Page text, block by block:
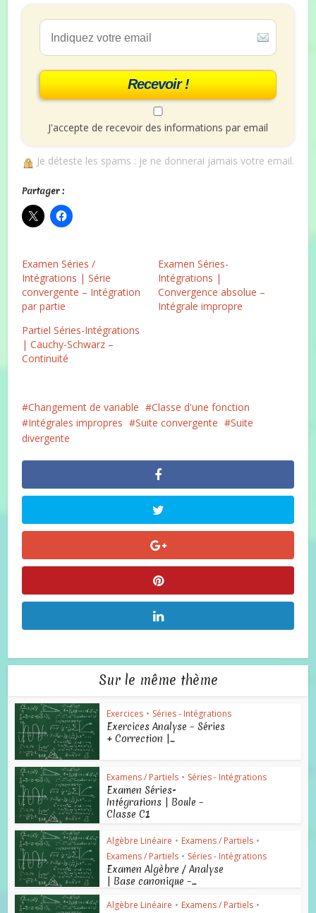
Recevoir !
J'accepte de recevoir des informations par email
Je déteste les spams : je ne donnerai jamais votre email.
Partager :
Examen Séries /
Intégrations | Série
convergente – Intégration
par partie
Examen Séries-
Intégrations |
Convergence absolue –
Intégrale impropre
Partiel Séries-Intégrations
| Cauchy-Schwarz –
Continuité
Changement de variable
Classe d'une fonction
Intégrales impropres
Suite convergente
Suite
divergente
Sur le même thème
Exercices • Séries - Intégrations
Exercices Analyse – Séries
+ Correction |...
Examens / Partiels • Séries - Intégrations
Examen Séries-
Intégrations | Boule –
Classe C1
Algèbre Linéaire • Examens / Partiels •
Examens / Partiels • Séries - Intégrations
Examen Algèbre / Analyse
| Base canonique –...
Algèbre Linéaire • Examens / Partiels •